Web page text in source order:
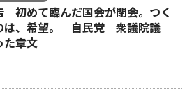
初めて臨んだ国会が閉会。つく
は、希望。 自民党 衆議院議
章文